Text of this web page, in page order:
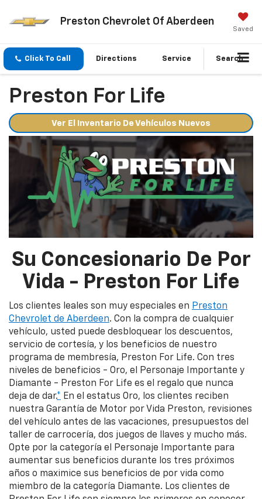
Preston Chevrolet Of Aberdeen
Saved
Click To Call Directions Service Search
Preston For Life
Ver El Inventario De Vehículos Nuevos
Su Concesionario De Por
Vida - Preston For Life
Los clientes leales son muy especiales en Preston
Chevrolet de Aberdeen. Con la compra de cualquier
vehículo, usted puede desbloquear los descuentos,
servicio de cortesía, y los beneficios de nuestro
programa de membresía, Preston For Life. Con tres
niveles de beneficios - Oro, el Personaje Importante y
Diamante - Preston For Life es el regalo que nunca
deja de dar.* En el estatus Oro, los clientes reciben
nuestra Garantía de Motor por Vida Preston, revisiones
del vehículo antes de las vacaciones, presupuestos del
taller de carrocería, dos juegos de llaves y mucho más.
Opte por la categoría el Personaje Importante para
aumentar sus beneficios durante los tres próximos
años o maximice sus beneficios de por vida como
miembro de la categoría Diamante. Los clientes de